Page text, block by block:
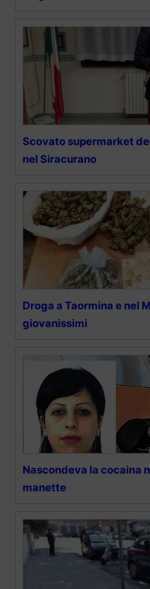
Scovato supermarket
nel Siracurano
Droga a Taormina e nel
giovanissimi
Nascondeva la cocaina
manette